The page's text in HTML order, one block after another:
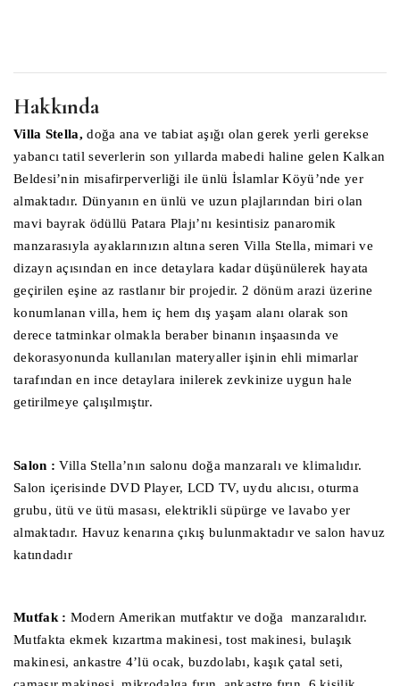
Hakkında
Villa Stella, doğa ana ve tabiat aşığı olan gerek yerli gerekse
yabancı tatil severlerin son yıllarda mabedi haline gelen Kalkan
Beldesi’nin misafirperverliği ile ünlü İslamlar Köyü’nde yer
almaktadır. Dünyanın en ünlü ve uzun plajlarından biri olan
mavi bayrak ödüllü Patara Plajı’nı kesintisiz panaromik
manzarasıyla ayaklarınızın altına seren Villa Stella, mimari ve
dizayn açısından en ince detaylara kadar düşünülerek hayata
geçirilen eşine az rastlanır bir projedir. 2 dönüm arazi üzerine
konumlanan villa, hem iç hem dış yaşam alanı olarak son
derece tatminkar olmakla beraber binanın inşaasında ve
dekorasyonunda kullanılan materyaller işinin ehli mimarlar
tarafından en ince detaylara inilerek zevkinize uygun hale
getirilmeye çalışılmıştır.
Salon :Villa Stella’nın salonu doğa manzaralı ve klimalıdır.
Salon içerisinde DVD Player, LCD TV, uydu alıcısı, oturma
grubu, ütü ve ütü masası, elektrikli süpürge ve lavabo yer
almaktadır. Havuz kenarına çıkış bulunmaktadır ve salon havuz
katındadır
Mutfak : Modern Amerikan mutfaktır ve doğa manzaralıdır.
Mutfakta ekmek kızartma makinesi, tost makinesi, bulaşık
makinesi, ankastre 4’lü ocak, buzdolabı, kaşık çatal seti,